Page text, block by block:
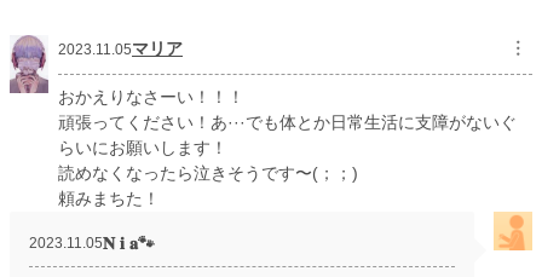
2023.11.05マリア ︙
おかえりなさーい！！！
頑張ってください！あ···でも体とか日常生活に支障がないぐ
らいにお願いします！
読めなくなったら泣きそうです〜(；；)
頼みまちた！
2023.11.05𝐍 𝐢 𝐚🐾